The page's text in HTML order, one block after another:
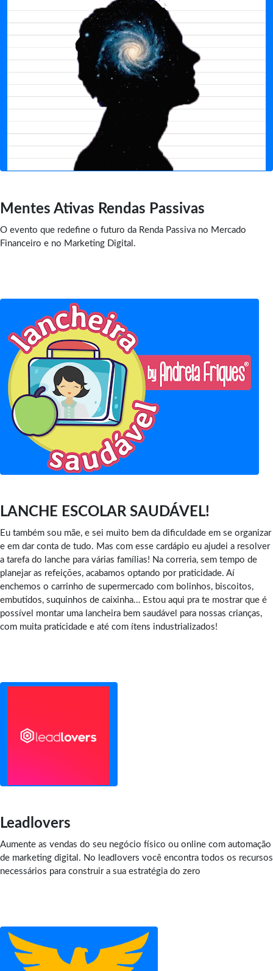
Mentes Ativas Rendas Passivas
O evento que redefine o futuro da Renda Passiva no Mercado
Financeiro e no Marketing Digital.
LANCHE ESCOLAR SAUDÁVEL!
Eu também sou mãe, e sei muito bem da dificuldade em se organizar
e em dar conta de tudo. Mas com esse cardápio eu ajudei a resolver
a tarefa do lanche para várias famílias! Na correria, sem tempo de
planejar as refeições, acabamos optando por praticidade. Aí
enchemos o carrinho de supermercado com bolinhos, biscoitos,
embutidos, suquinhos de caixinha… Estou aqui pra te mostrar que é
possível montar uma lancheira bem saudável para nossas crianças,
com muita praticidade e até com ítens industrializados!
Leadlovers
Aumente as vendas do seu negócio físico ou online com automação
de marketing digital. No leadlovers você encontra todos os recursos
necessários para construir a sua estratégia do zero